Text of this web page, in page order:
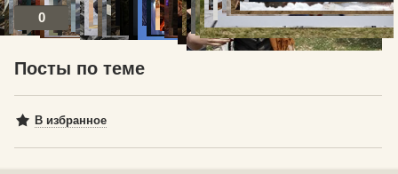
0
Посты по теме
В избранное